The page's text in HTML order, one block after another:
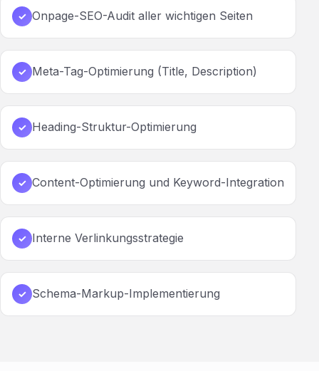
✓ Onpage-SEO-Audit aller wichtigen Seiten
✓ Meta-Tag-Optimierung (Title, Description)
✓ Heading-Struktur-Optimierung
✓ Content-Optimierung und Keyword-Integration
✓ Interne Verlinkungsstrategie
✓ Schema-Markup-Implementierung